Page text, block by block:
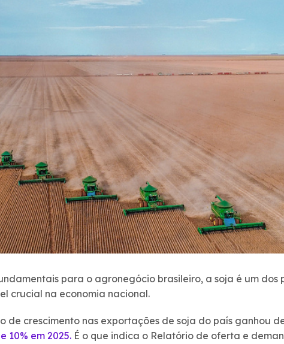
para o agronegócio brasileiro, a soja é um dos
crucial na economia nacional.
de crescimento nas exportações de soja do país ganhou
10% em 2025.É o que indica o Relatório de oferta e